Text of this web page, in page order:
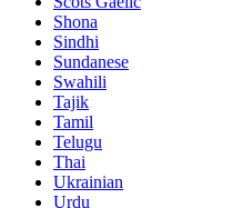
Shona
Sindhi
Sundanese
Swahili
Tajik
Tamil
Telugu
Thai
Ukrainian
Urdu